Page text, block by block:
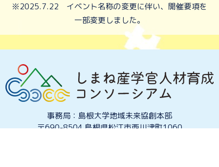
※2025.7.22 イベント名称の変更に伴い、開催要項を
一部変更しました。
事務局：島根大学地域未来協創本部
〒690-8504 島根県松江市西川津町1060